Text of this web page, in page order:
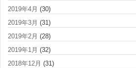
2019年4月 (30)
2019年3月 (31)
2019年2月 (28)
2019年1月 (32)
2018年12月 (31)